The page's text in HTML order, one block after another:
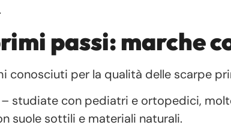
passi: marche
conosciuti per la qualità delle scarpe
– studiate con pediatri e ortopedici,
suole sottili e materiali naturali.